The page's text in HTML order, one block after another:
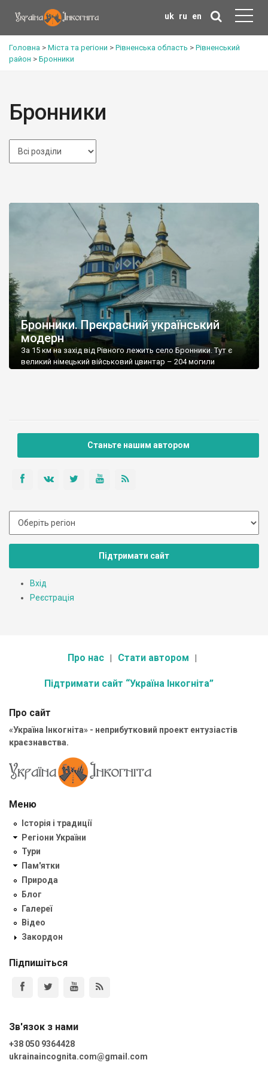
uk ru en
Головна > Міста та регіони > Рівненська область > Рівненський
район > Бронники
Бронники
Бронники. Прекрасний український
модерн
За 15 км на захід від Рівного лежить село Бронники. Тут є
великий німецький військовий цвинтар – 204 могили
пише про цей […]
Станьте нашим автором
Підтримати сайт
Вхід
Реєстрація
Про нас Стати автором
Підтримати сайт “Україна Інкогніта”
Про сайт
«Україна Інкогніта» - неприбутковий проект ентузіастів
краєзнавства.
Меню
Історія і традиції
Регіони України
Тури
Пам'ятки
Природа
Блог
Галереї
Відео
Закордон
Підпишіться
Зв'язок з нами
+38 050 9364428
ukrainaincognita.com@gmail.com